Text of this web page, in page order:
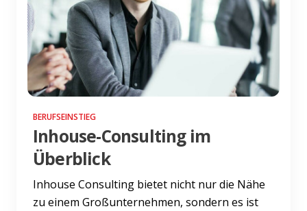
BERUFSEINSTIEG
Inhouse-Consulting im
Überblick
Inhouse Consulting bietet nicht nur die Nähe
zu einem Großunternehmen, sondern es ist